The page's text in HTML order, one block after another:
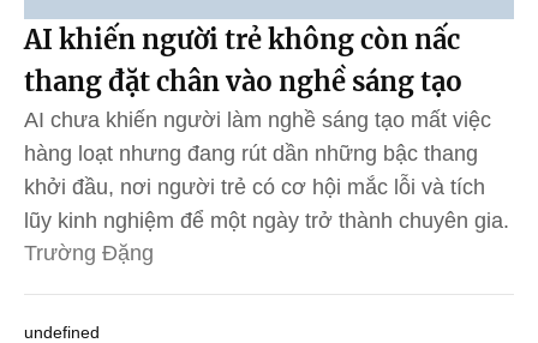
AI khiến người trẻ không còn nấc
thang đặt chân vào nghề sáng tạo
AI chưa khiến người làm nghề sáng tạo mất việc
hàng loạt nhưng đang rút dần những bậc thang
khởi đầu, nơi người trẻ có cơ hội mắc lỗi và tích
lũy kinh nghiệm để một ngày trở thành chuyên gia.
Trường Đặng
undefined